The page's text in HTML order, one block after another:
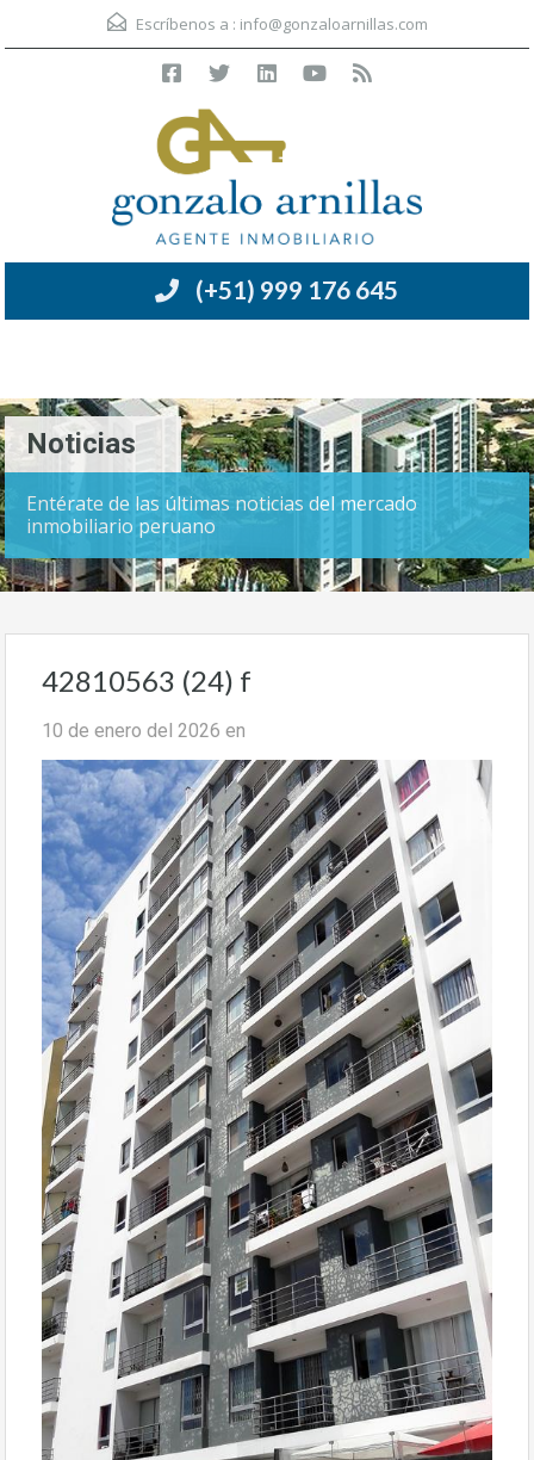
Escríbenos a : info@gonzaloarnillas.com
(+51) 999 176 645
Noticias
Entérate de las últimas noticias del mercado
inmobiliario peruano
42810563 (24) f
10 de enero del 2026 en